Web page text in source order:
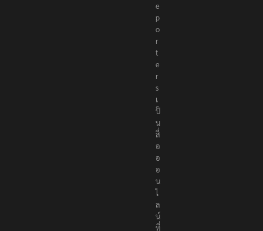
e
p
o
r
t
e
r
s
เ
ป็
น
สื่
อ
อ
อ
น
ไ
ล
น์
ที่